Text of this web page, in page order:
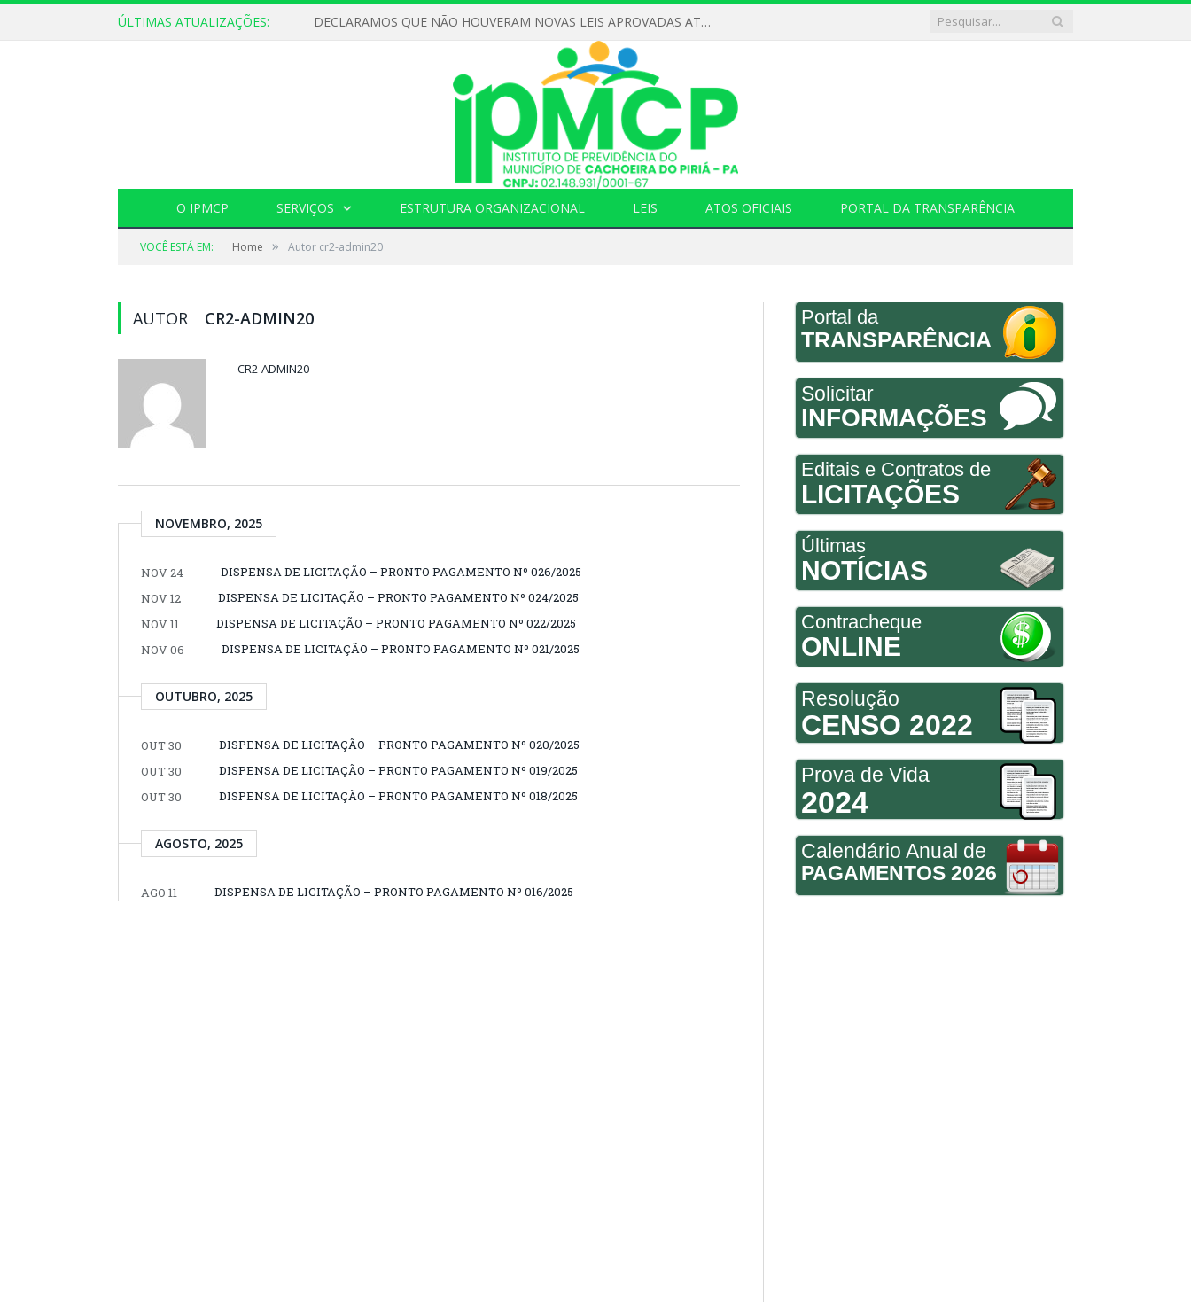
ÚLTIMAS ATUALIZAÇÕES: DECLARAMOS QUE NÃO HOUVERAM NOVAS LEIS APROVADAS ATÉ O MOMENTO PARA O INSTITUTO DE PREVIDÊNCIA NO ANO DE 2026
O IPMCP SERVIÇOS ESTRUTURA ORGANIZACIONAL LEIS ATOS OFICIAIS PORTAL DA TRANSPARÊNCIA
VOCÊ ESTÁ EM: Home » Autor cr2-admin20
AUTOR CR2-ADMIN20
CR2-ADMIN20
NOVEMBRO, 2025
NOV 24
DISPENSA DE LICITAÇÃO – PRONTO PAGAMENTO Nº 026/2025
NOV 12
DISPENSA DE LICITAÇÃO – PRONTO PAGAMENTO Nº 024/2025
NOV 11
DISPENSA DE LICITAÇÃO – PRONTO PAGAMENTO Nº 022/2025
NOV 06
DISPENSA DE LICITAÇÃO – PRONTO PAGAMENTO Nº 021/2025
OUTUBRO, 2025
OUT 30
DISPENSA DE LICITAÇÃO – PRONTO PAGAMENTO Nº 020/2025
OUT 30
DISPENSA DE LICITAÇÃO – PRONTO PAGAMENTO Nº 019/2025
OUT 30
DISPENSA DE LICITAÇÃO – PRONTO PAGAMENTO Nº 018/2025
AGOSTO, 2025
AGO 11 DISPENSA DE LICITAÇÃO – PRONTO PAGAMENTO Nº 016/2025
Portal da
TRANSPARÊNCIA
Solicitar
INFORMAÇÕES
Editais e Contratos de
LICITAÇÕES
Últimas
NOTÍCIAS
Contracheque
ONLINE
Resolução
CENSO 2022
Prova de Vida
2024
Calendário Anual de
PAGAMENTOS 2026